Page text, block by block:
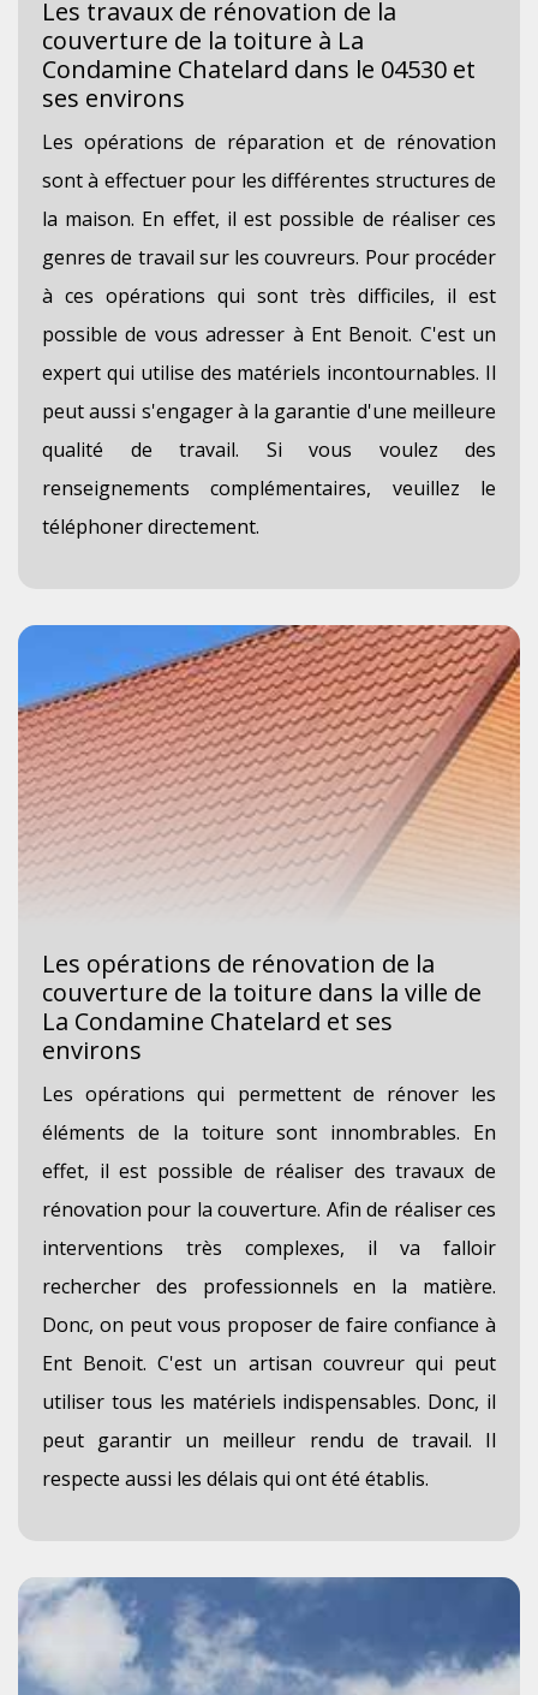
Les travaux de rénovation de la
couverture de la toiture à La
Condamine Chatelard dans le 04530 et
ses environs
Les opérations de réparation et de rénovation
sont à effectuer pour les différentes structures de
la maison. En effet, il est possible de réaliser ces
genres de travail sur les couvreurs. Pour procéder
à ces opérations qui sont très difficiles, il est
possible de vous adresser à Ent Benoit. C'est un
expert qui utilise des matériels incontournables. Il
peut aussi s'engager à la garantie d'une meilleure
qualité de travail. Si vous voulez des
renseignements complémentaires, veuillez le
téléphoner directement.
Les opérations de rénovation de la
couverture de la toiture dans la ville de
La Condamine Chatelard et ses
environs
Les opérations qui permettent de rénover les
éléments de la toiture sont innombrables. En
effet, il est possible de réaliser des travaux de
rénovation pour la couverture. Afin de réaliser ces
interventions très complexes, il va falloir
rechercher des professionnels en la matière.
Donc, on peut vous proposer de faire confiance à
Ent Benoit. C'est un artisan couvreur qui peut
utiliser tous les matériels indispensables. Donc, il
peut garantir un meilleur rendu de travail. Il
respecte aussi les délais qui ont été établis.